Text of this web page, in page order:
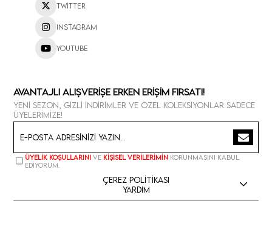
Twitter
Instagram
Youtube
Avantajlı Alışverişe Erken Erişim Fırsatı!
Yeni sezon, gizli indirimler ve özel koleksiyonlar sadece
üyelerimize!
Üyelik koşullarını ve kişisel verilerimin korunmasını kabul
ediyorum.
Çerez Politikası
Yardım